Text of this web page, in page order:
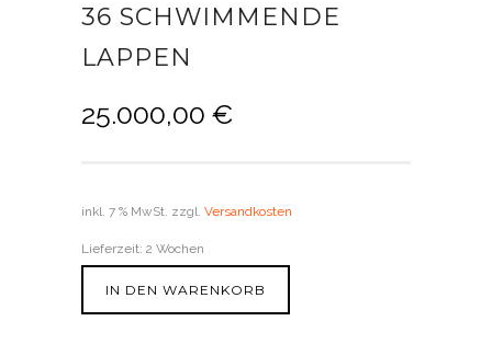
36 SCHWIMMENDE
LAPPEN
25.000,00 €
inkl. 7 % MwSt. zzgl. Versandkosten
Lieferzeit: 2 Wochen
IN DEN WARENKORB